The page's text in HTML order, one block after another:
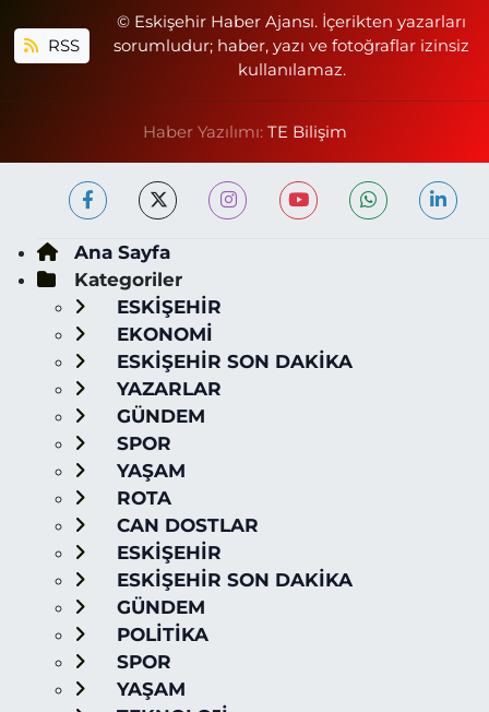
RSS
© Eskişehir Haber Ajansı. İçerikten yazarları
sorumludur; haber, yazı ve fotoğraflar izinsiz
kullanılamaz.
Haber Yazılımı: TE Bilişim
Ana Sayfa
Kategoriler
ESKİŞEHİR
EKONOMİ
ESKİŞEHİR SON DAKİKA
YAZARLAR
GÜNDEM
SPOR
YAŞAM
ROTA
CAN DOSTLAR
ESKİŞEHİR
ESKİŞEHİR SON DAKİKA
GÜNDEM
POLİTİKA
SPOR
YAŞAM